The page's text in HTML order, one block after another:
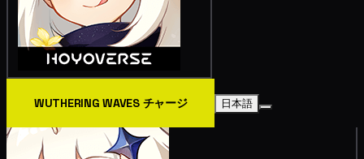
WUTHERING WAVES チャージ 日本語